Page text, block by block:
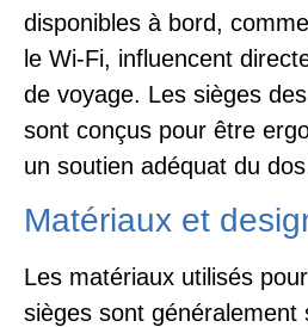
disponibles à bord,
le Wi-Fi, influencent
de voyage. Les sièges
sont conçus pour être
un soutien adéquat du
Matériaux et
Les matériaux utilisés
sièges sont généralement